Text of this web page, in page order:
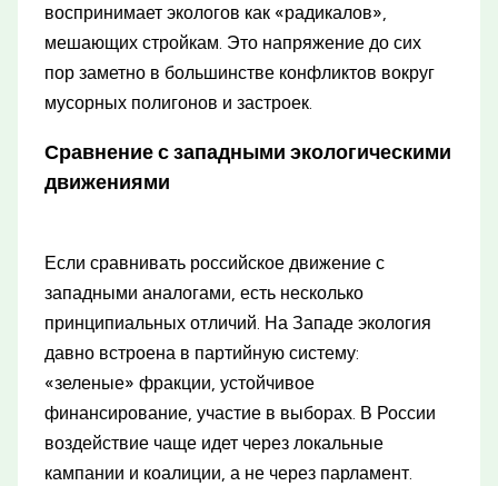
воспринимает экологов как «радикалов»,
мешающих стройкам. Это напряжение до сих
пор заметно в большинстве конфликтов вокруг
мусорных полигонов и застроек.
Сравнение с западными экологическими
движениями
Если сравнивать российское движение с
западными аналогами, есть несколько
принципиальных отличий. На Западе экология
давно встроена в партийную систему:
«зеленые» фракции, устойчивое
финансирование, участие в выборах. В России
воздействие чаще идет через локальные
кампании и коалиции, а не через парламент.